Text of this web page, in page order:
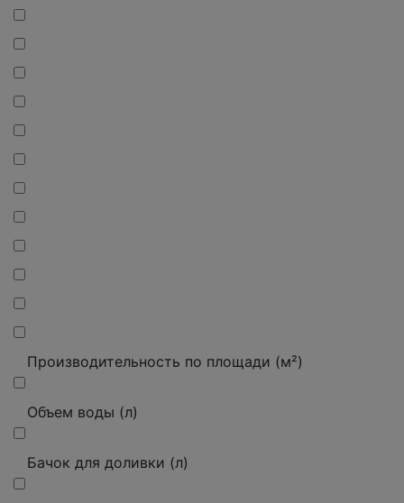
Производительность по площади (м²)
Объем воды (л)
Бачок для доливки (л)